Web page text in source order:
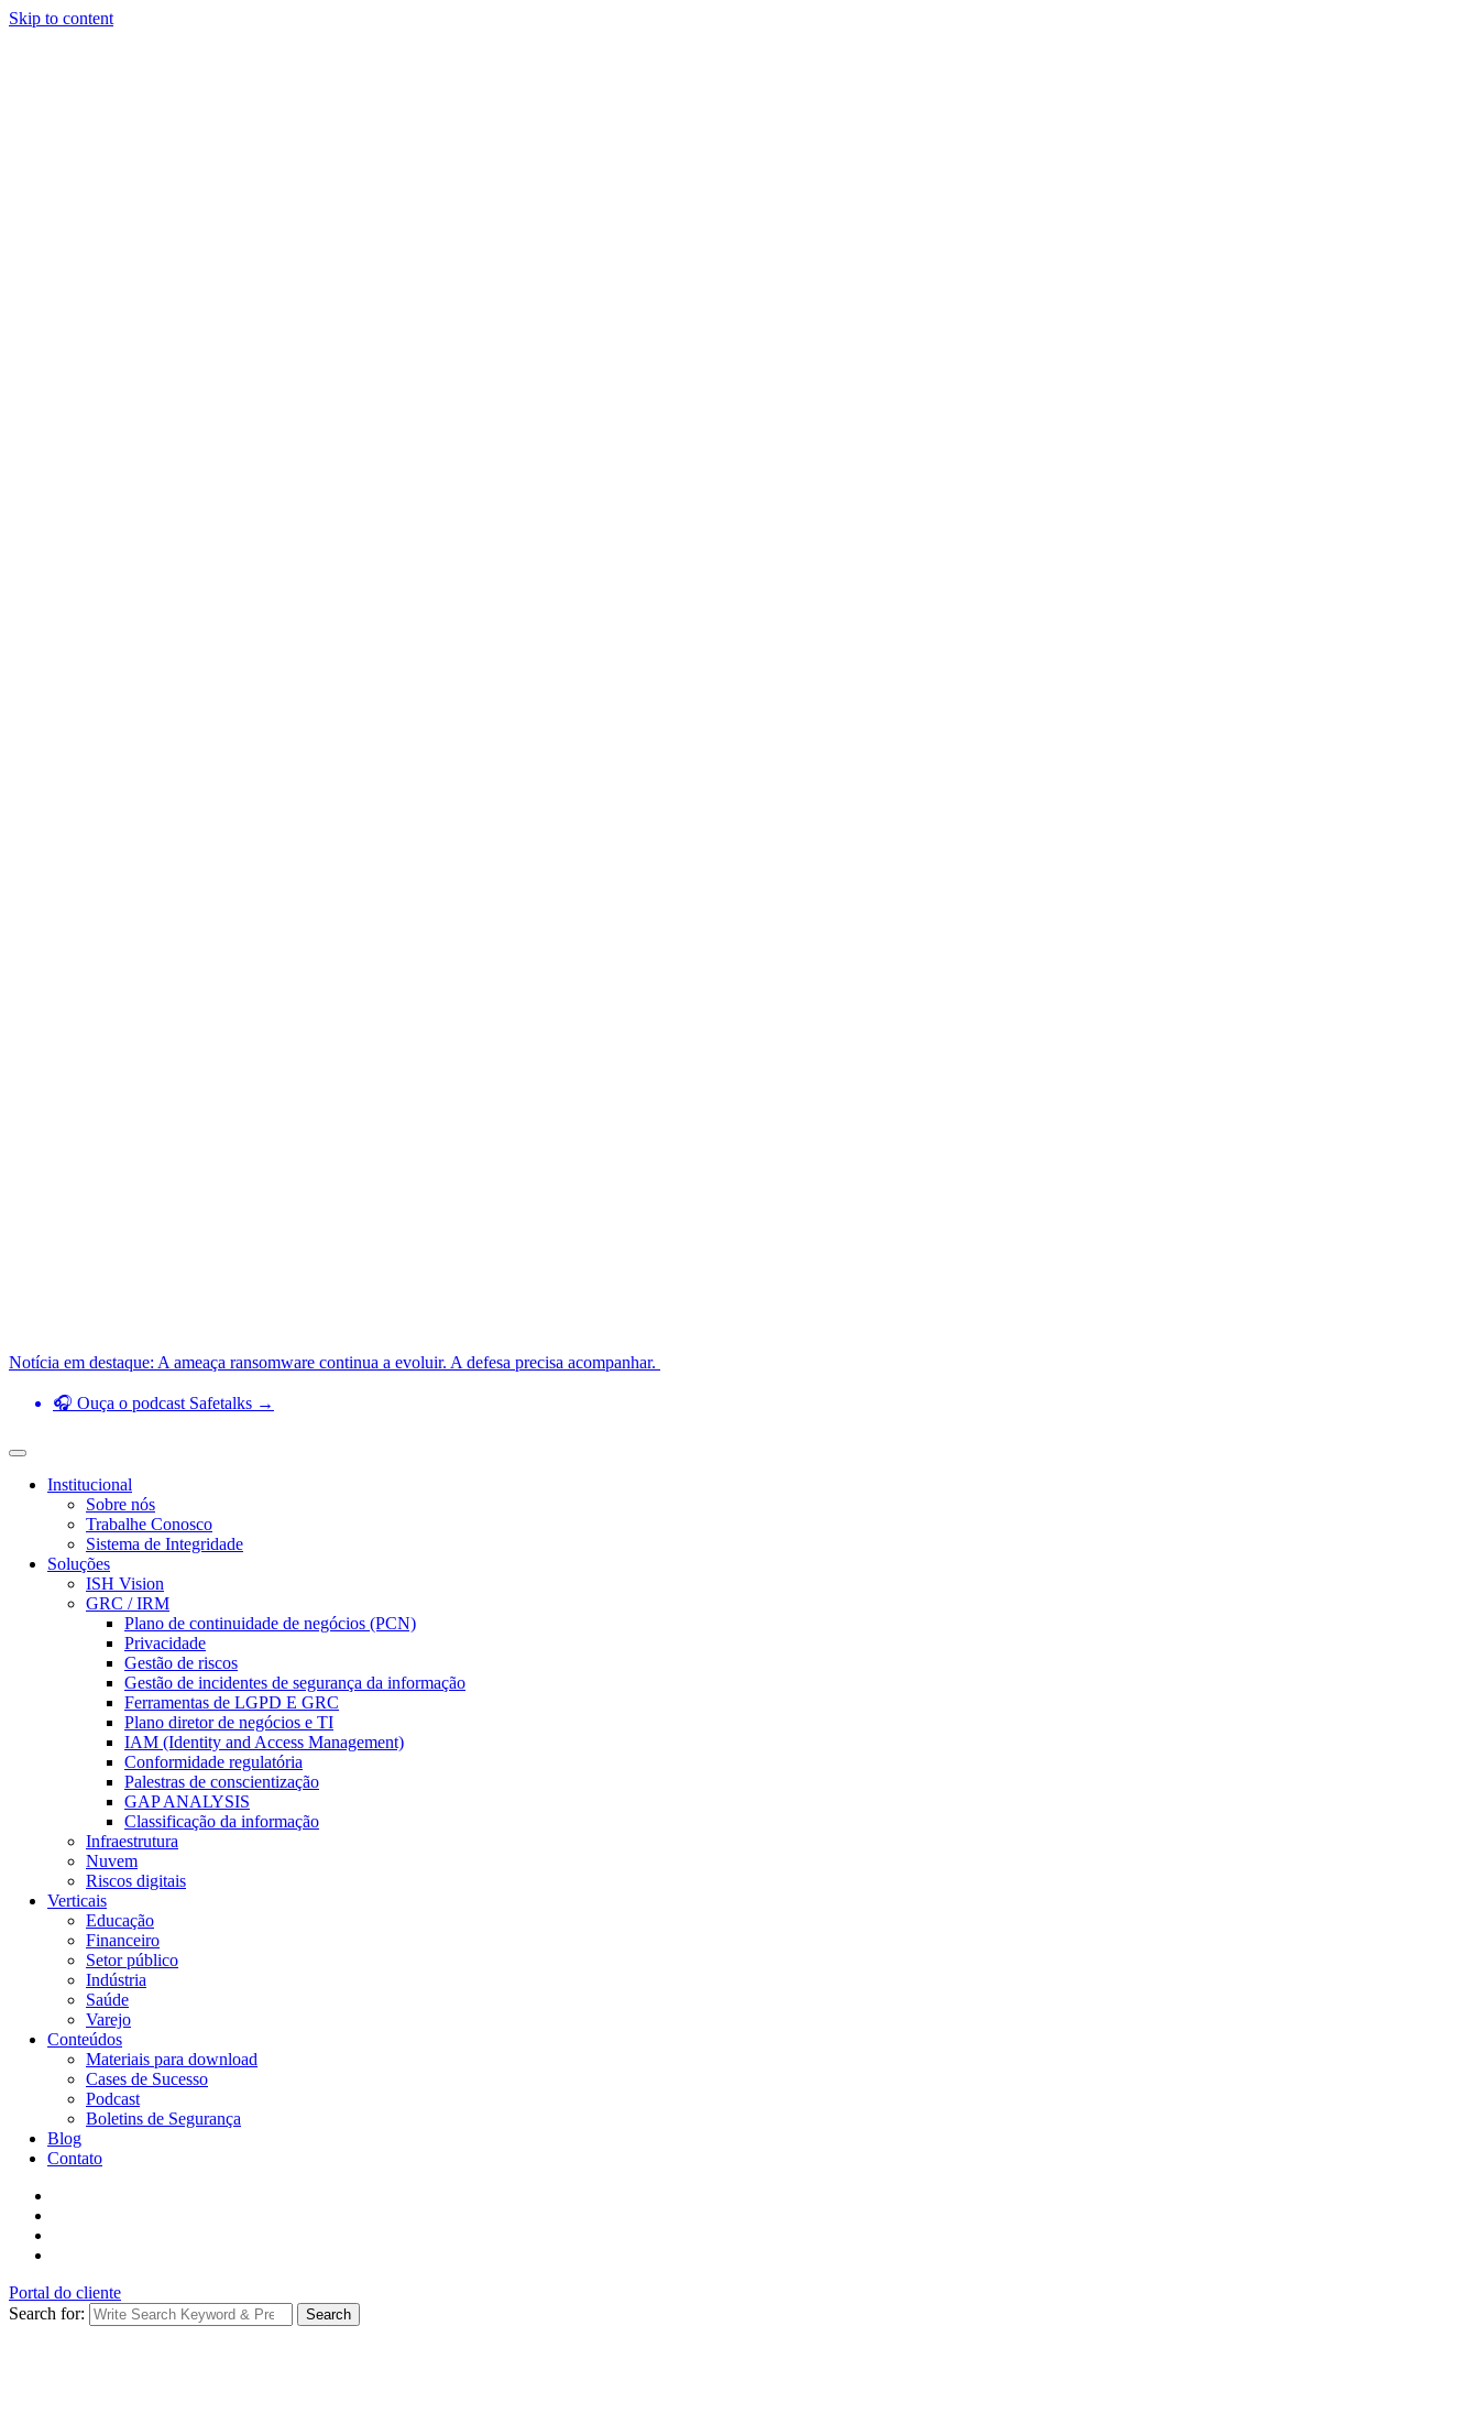
Skip to content
Notícia em destaque: A ameaça ransomware continua a evoluir. A defesa precisa acompanhar.
🎧 Ouça o podcast Safetalks →
Institucional
Sobre nós
Trabalhe Conosco
Sistema de Integridade
Soluções
ISH Vision
GRC / IRM
Plano de continuidade de negócios (PCN)
Privacidade
Gestão de riscos
Gestão de incidentes de segurança da informação
Ferramentas de LGPD E GRC
Plano diretor de negócios e TI
IAM (Identity and Access Management)
Conformidade regulatória
Palestras de conscientização
GAP ANALYSIS
Classificação da informação
Infraestrutura
Nuvem
Riscos digitais
Verticais
Educação
Financeiro
Setor público
Indústria
Saúde
Varejo
Conteúdos
Materiais para download
Cases de Sucesso
Podcast
Boletins de Segurança
Blog
Contato
Portal do cliente
Search for:
Search